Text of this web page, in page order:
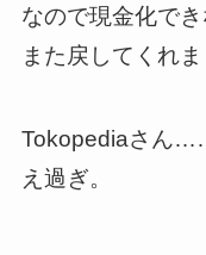
なので現金化で
また戻してくれま
Tokopediaさん
え過ぎ。